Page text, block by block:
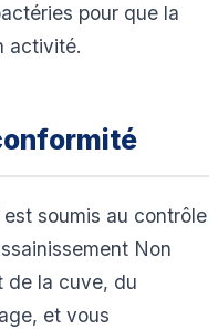
pour que la
activité.
soumis au contrôle
Non
de la cuve, du
et vous